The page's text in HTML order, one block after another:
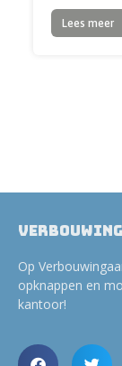
Lees meer
Op
opknappen en
kantoor!